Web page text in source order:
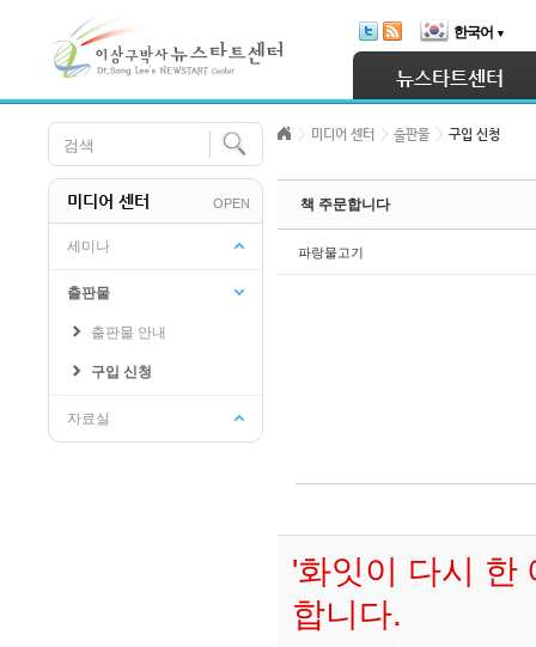
한국어 ▼
뉴스타트센터
미디어 센터 OPEN
세미나
출판물
출판물 안내
구입 신청
자료실
미디어 센터 출판물 구입 신청
책 주문합니다
파랑물고기
'화잇이 다시 한
합니다.
Sketchbook5, 스케치북5
Sketchbook5, 스케치북5